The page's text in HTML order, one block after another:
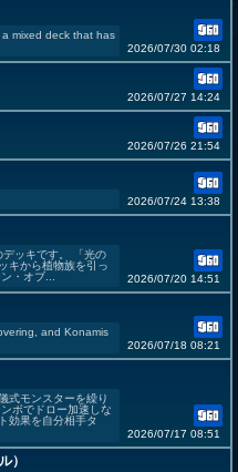
mixed deck that has
2026/07/30 02:18
2026/07/27 14:24
2026/07/26 21:54
2026/07/24 13:38
デッキです。 「光の
キから植物族を引っ
・オブ...
2026/07/20 14:51
and Konamis
2026/07/18 08:21
式モンスターを繰り
ボでドロー加速しな
効果を自分相手タ
2026/07/17 08:51
）